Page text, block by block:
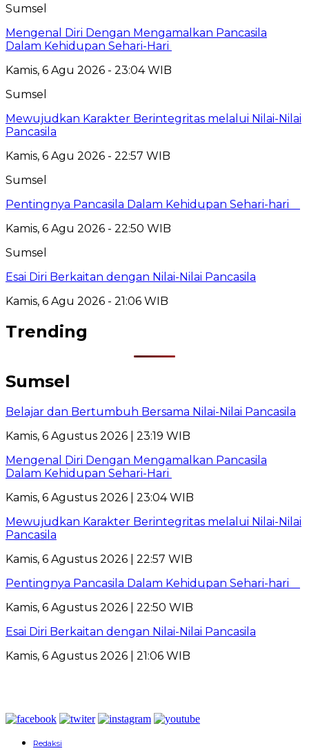
Sumsel
Mengenal Diri Dengan Mengamalkan Pancasila
Dalam Kehidupan Sehari-Hari
Kamis, 6 Agu 2026 - 23:04 WIB
Sumsel
Mewujudkan Karakter Berintegritas melalui Nilai-Nilai
Pancasila
Kamis, 6 Agu 2026 - 22:57 WIB
Sumsel
Pentingnya Pancasila Dalam Kehidupan Sehari-hari
Kamis, 6 Agu 2026 - 22:50 WIB
Sumsel
Esai Diri Berkaitan dengan Nilai-Nilai Pancasila
Kamis, 6 Agu 2026 - 21:06 WIB
Trending
Sumsel
Belajar dan Bertumbuh Bersama Nilai-Nilai Pancasila
Kamis, 6 Agustus 2026 | 23:19 WIB
Mengenal Diri Dengan Mengamalkan Pancasila
Dalam Kehidupan Sehari-Hari
Kamis, 6 Agustus 2026 | 23:04 WIB
Mewujudkan Karakter Berintegritas melalui Nilai-Nilai
Pancasila
Kamis, 6 Agustus 2026 | 22:57 WIB
Pentingnya Pancasila Dalam Kehidupan Sehari-hari
Kamis, 6 Agustus 2026 | 22:50 WIB
Esai Diri Berkaitan dengan Nilai-Nilai Pancasila
Kamis, 6 Agustus 2026 | 21:06 WIB
Redaksi